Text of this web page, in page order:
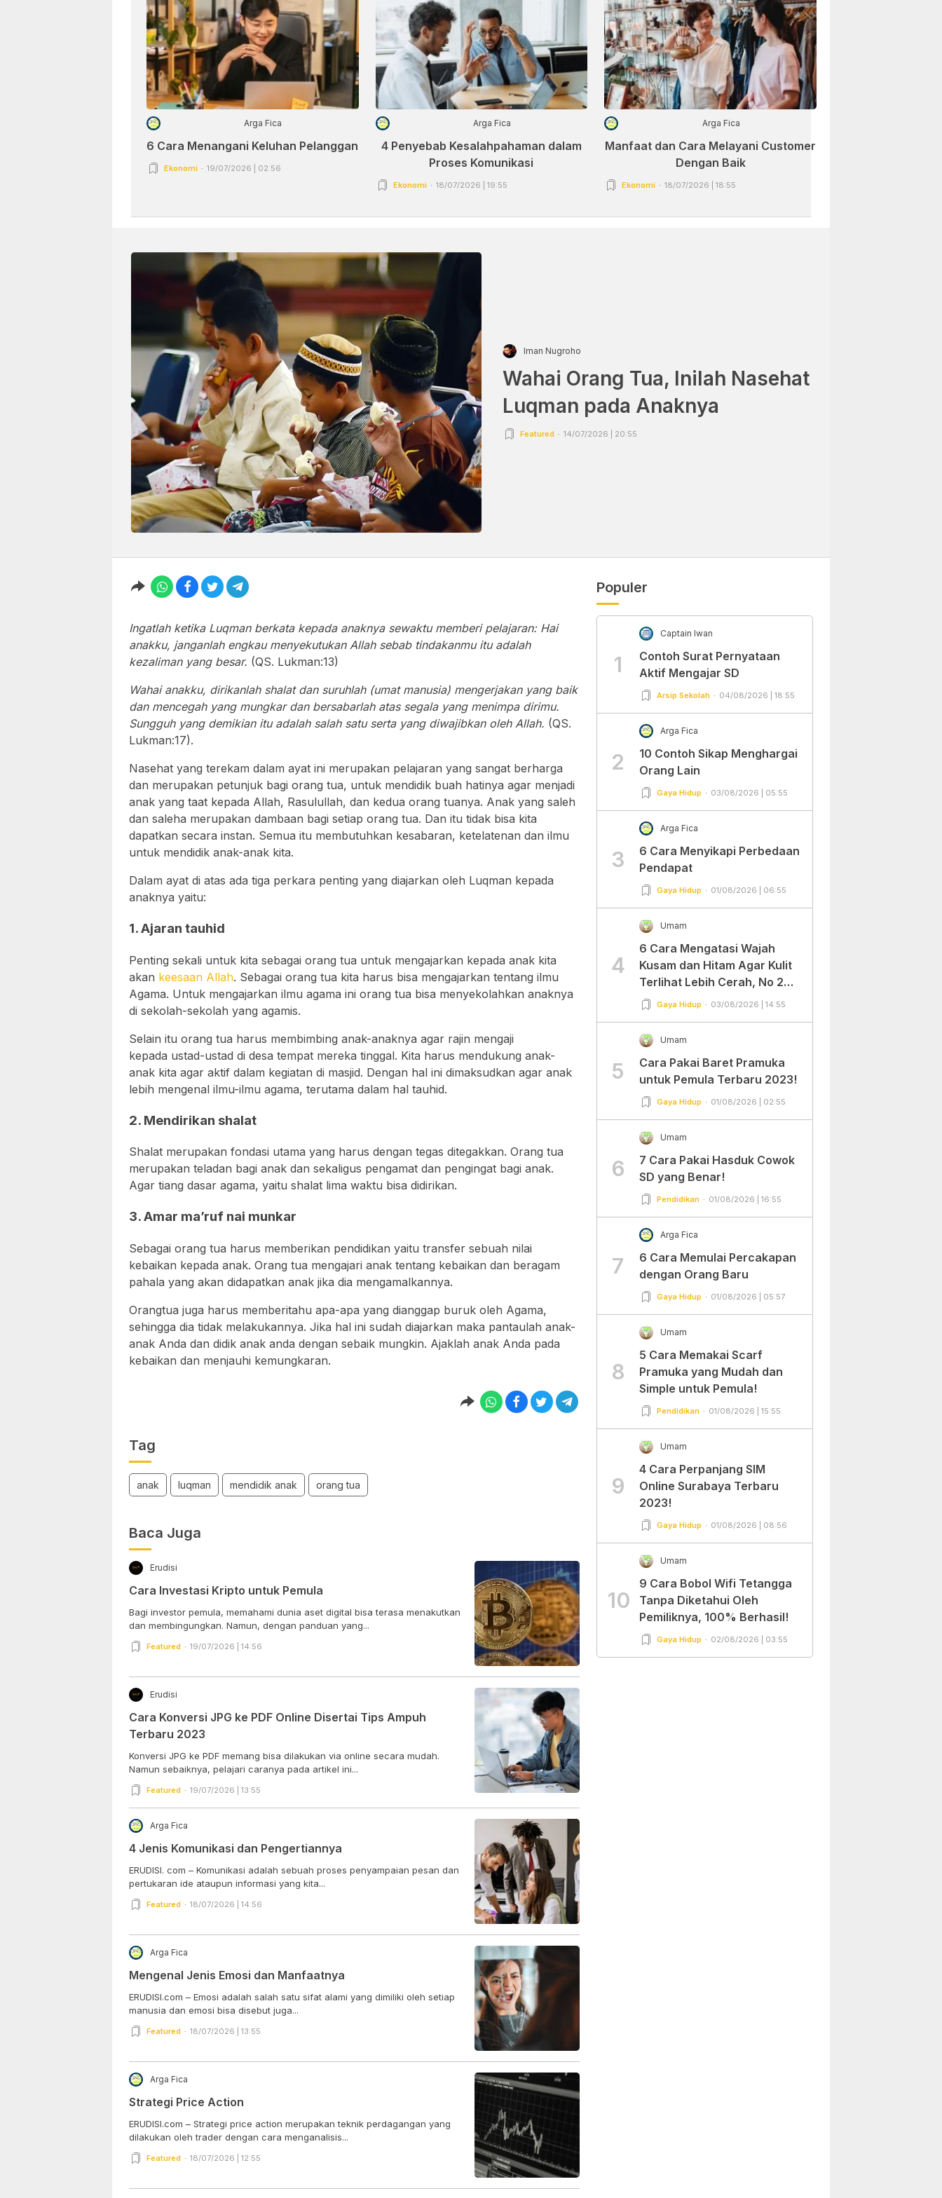
Arga Fica
6 Cara Menangani Keluhan Pelanggan
Ekonomi 19/07/2026 | 02:56
Arga Fica
4 Penyebab Kesalahpahaman dalam
Proses Komunikasi
Ekonomi 18/07/2026 | 19:55
Arga Fica
Manfaat dan Cara Melayani Customer
Dengan Baik
Ekonomi 18/07/2026 | 18:55
Iman Nugroho
Wahai Orang Tua, Inilah Nasehat
Luqman pada Anaknya
Featured 14/07/2026 | 20:55
Ingatlah ketika Luqman berkata kepada anaknya sewaktu memberi pelajaran: Hai
anakku, janganlah engkau menyekutukan Allah sebab tindakanmu itu adalah
kezaliman yang besar. (QS. Lukman:13)
Wahai anakku, dirikanlah shalat dan suruhlah (umat manusia) mengerjakan yang baik
dan mencegah yang mungkar dan bersabarlah atas segala yang menimpa dirimu.
Sungguh yang demikian itu adalah salah satu serta yang diwajibkan oleh Allah. (QS.
Lukman:17).
Nasehat yang terekam dalam ayat ini merupakan pelajaran yang sangat berharga
dan merupakan petunjuk bagi orang tua, untuk mendidik buah hatinya agar menjadi
anak yang taat kepada Allah, Rasulullah, dan kedua orang tuanya. Anak yang saleh
dan saleha merupakan dambaan bagi setiap orang tua. Dan itu tidak bisa kita
dapatkan secara instan. Semua itu membutuhkan kesabaran, ketelatenan dan ilmu
untuk mendidik anak-anak kita.
Dalam ayat di atas ada tiga perkara penting yang diajarkan oleh Luqman kepada
anaknya yaitu:
1. Ajaran tauhid
Penting sekali untuk kita sebagai orang tua untuk mengajarkan kepada anak kita
akan keesaan Allah. Sebagai orang tua kita harus bisa mengajarkan tentang ilmu
Agama. Untuk mengajarkan ilmu agama ini orang tua bisa menyekolahkan anaknya
di sekolah-sekolah yang agamis.
Selain itu orang tua harus membimbing anak-anaknya agar rajin mengaji
kepada ustad-ustad di desa tempat mereka tinggal. Kita harus mendukung anak-
anak kita agar aktif dalam kegiatan di masjid. Dengan hal ini dimaksudkan agar anak
lebih mengenal ilmu-ilmu agama, terutama dalam hal tauhid.
2. Mendirikan shalat
Shalat merupakan fondasi utama yang harus dengan tegas ditegakkan. Orang tua
merupakan teladan bagi anak dan sekaligus pengamat dan pengingat bagi anak.
Agar tiang dasar agama, yaitu shalat lima waktu bisa didirikan.
3. Amar ma’ruf nai munkar
Sebagai orang tua harus memberikan pendidikan yaitu transfer sebuah nilai
kebaikan kepada anak. Orang tua mengajari anak tentang kebaikan dan beragam
pahala yang akan didapatkan anak jika dia mengamalkannya.
Orangtua juga harus memberitahu apa-apa yang dianggap buruk oleh Agama,
sehingga dia tidak melakukannya. Jika hal ini sudah diajarkan maka pantaulah anak-
anak Anda dan didik anak anda dengan sebaik mungkin. Ajaklah anak Anda pada
kebaikan dan menjauhi kemungkaran.
Tag
anak luqman mendidik anak orang tua
Baca Juga
Erudisi
Cara Investasi Kripto untuk Pemula
Bagi investor pemula, memahami dunia aset digital bisa terasa menakutkan
dan membingungkan. Namun, dengan panduan yang...
Featured 19/07/2026 | 14:56
Erudisi
Cara Konversi JPG ke PDF Online Disertai Tips Ampuh
Terbaru 2023
Konversi JPG ke PDF memang bisa dilakukan via online secara mudah.
Namun sebaiknya, pelajari caranya pada artikel ini...
Featured 19/07/2026 | 13:55
Arga Fica
4 Jenis Komunikasi dan Pengertiannya
ERUDISI. com – Komunikasi adalah sebuah proses penyampaian pesan dan
pertukaran ide ataupun informasi yang kita...
Featured 18/07/2026 | 14:56
Arga Fica
Mengenal Jenis Emosi dan Manfaatnya
ERUDISI.com – Emosi adalah salah satu sifat alami yang dimiliki oleh setiap
manusia dan emosi bisa disebut juga...
Featured 18/07/2026 | 13:55
Arga Fica
Strategi Price Action
ERUDISI.com – Strategi price action merupakan teknik perdagangan yang
dilakukan oleh trader dengan cara menganalisis...
Featured 18/07/2026 | 12:55
Populer
1
Captain Iwan
Contoh Surat Pernyataan
Aktif Mengajar SD
Arsip Sekolah 04/08/2026 | 18:55
2
Arga Fica
10 Contoh Sikap Menghargai
Orang Lain
Gaya Hidup 03/08/2026 | 05:55
3
Arga Fica
6 Cara Menyikapi Perbedaan
Pendapat
Gaya Hidup 01/08/2026 | 06:55
4
Umam
6 Cara Mengatasi Wajah
Kusam dan Hitam Agar Kulit
Terlihat Lebih Cerah, No 2
Gampang Banget dan Mudah
Gaya Hidup 03/08/2026 | 14:55
5
Umam
Cara Pakai Baret Pramuka
untuk Pemula Terbaru 2023!
Gaya Hidup 01/08/2026 | 02:55
6
Umam
7 Cara Pakai Hasduk Cowok
SD yang Benar!
Pendidikan 01/08/2026 | 16:55
7
Arga Fica
6 Cara Memulai Percakapan
dengan Orang Baru
Gaya Hidup 01/08/2026 | 05:57
8
Umam
5 Cara Memakai Scarf
Pramuka yang Mudah dan
Simple untuk Pemula!
Pendidikan 01/08/2026 | 15:55
9
Umam
4 Cara Perpanjang SIM
Online Surabaya Terbaru
2023!
Gaya Hidup 01/08/2026 | 08:56
10
Umam
9 Cara Bobol Wifi Tetangga
Tanpa Diketahui Oleh
Pemiliknya, 100% Berhasil!
Gaya Hidup 02/08/2026 | 03:55